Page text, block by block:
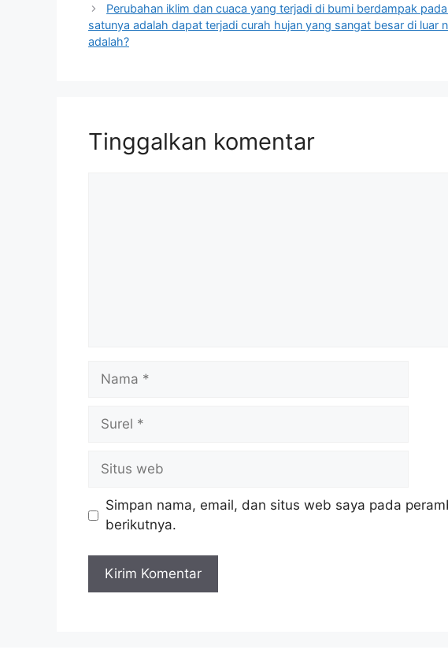
Perubahan iklim dan cuaca yang terjadi di bumi berdampak
satunya adalah dapat terjadi curah hujan yang sangat besar di luar
adalah?
Tinggalkan komentar
Nama
Surel
Situs
web
Simpan nama, email, dan situs web saya pada
berikutnya.